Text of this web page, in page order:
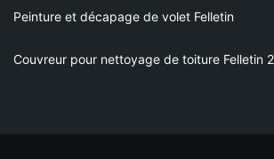
Peinture et décapage de volet Felletin
Couvreur pour nettoyage de toiture Felletin